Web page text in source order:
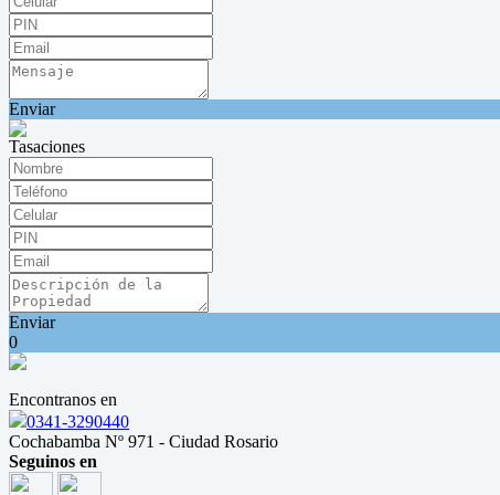
Enviar
Tasaciones
Enviar
0
Encontranos en
0341-3290440
Cochabamba Nº 971 - Ciudad Rosario
Seguinos en